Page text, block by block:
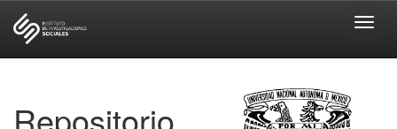
Repositorio